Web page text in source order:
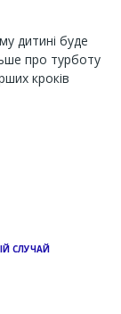
дитині буде
про турботу
кроків
СЛУЧАЙ